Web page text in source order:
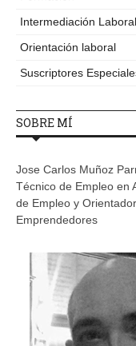
Intermediación Laboral
Orientación laboral
Suscriptores
SOBRE MÍ
Jose Carlos Muñoz
Técnico de Empleo en
de Empleo y
Emprendedores